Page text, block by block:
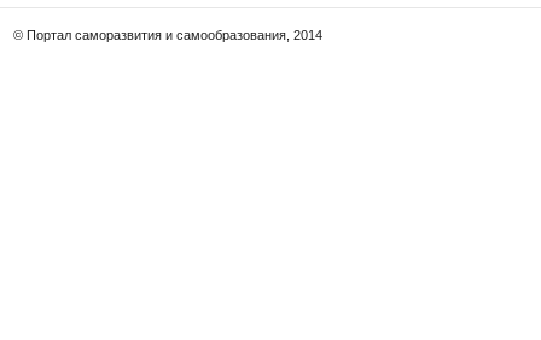
© Портал саморазвития и самообразования, 2014